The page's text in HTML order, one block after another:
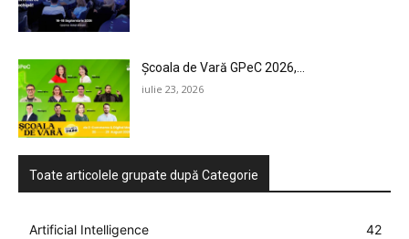
Școala de Vară GPeC 2026,...
iulie 23, 2026
Toate articolele grupate după Categorie
Artificial Intelligence
42